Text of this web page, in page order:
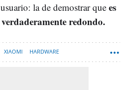
la de demostrar que es
redondo.
XIAOMI HARDWARE